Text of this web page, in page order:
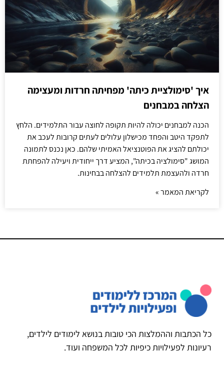
איך 'סימולציית כיתה' מפחיתה חרדות ומעצימה
הצלחה במבחנים
הכנה למבחנים יכולה להיות תקופה לחוצה עבור התלמידים. הלחץ
לתפקד היטב והפחד מכישלון עלולים לעתים קרובות לעכב את
יכולתם להציג את הפוטנציאל האמיתי שלהם. כאן נכנס לתמונה
המושג "סימולציה בכיתה", המציע דרך ייחודית ויעילה להפחתת
חרדה ולהעצמת תלמידים להצלחה בבחינות.
לקריאת המאמר »
כל הכתבות וההמלצות הכי טובות בנושא לימודים לילדים,
רעיונות לפעילויות כיפיות לכל המשפחה ועוד.